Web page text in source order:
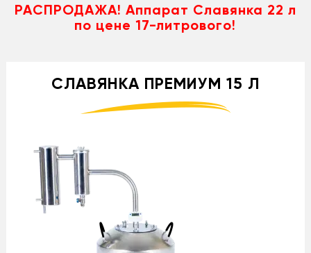
РАСПРОДАЖА! Аппарат Славянка 22 л
по цене 17-литрового!
СЛАВЯНКА ПРЕМИУМ 15 Л